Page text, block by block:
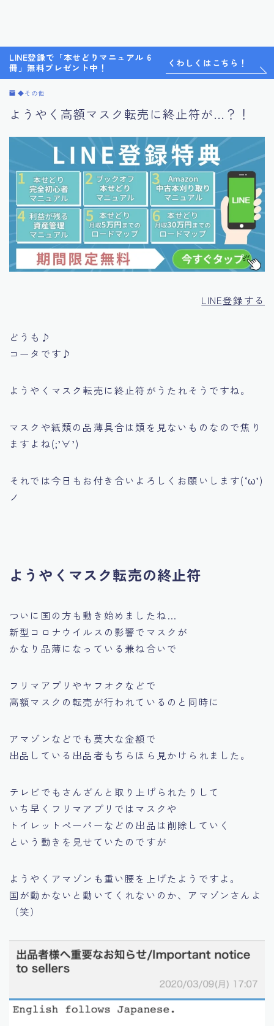
LINE登録で「本せどりマニュアル 6
冊」無料プレゼント中！
くわしくはこちら！
◆その他
ようやく高額マスク転売に終止符が…？！
LINE登録する
どうも♪
コータです♪
ようやくマスク転売に終止符がうたれそうですね。
マスクや紙類の品薄具合は類を見ないものなので焦り
ますよね(;’∀’)
それでは今日もお付き合いよろしくお願いします(‘ω’)
ノ
ようやくマスク転売の終止符
ついに国の方も動き始めましたね…
新型コロナウイルスの影響でマスクが
かなり品薄になっている兼ね合いで
フリマアプリやヤフオクなどで
高額マスクの転売が行われているのと同時に
アマゾンなどでも莫大な金額で
出品している出品者もちらほら見かけられました。
テレビでもさんざんと取り上げられたりして
いち早くフリマアプリではマスクや
トイレットペーパーなどの出品は削除していく
という動きを見せていたのですが
ようやくアマゾンも重い腰を上げたようですよ。
国が動かないと動いてくれないのか、アマゾンさんよ
（笑）